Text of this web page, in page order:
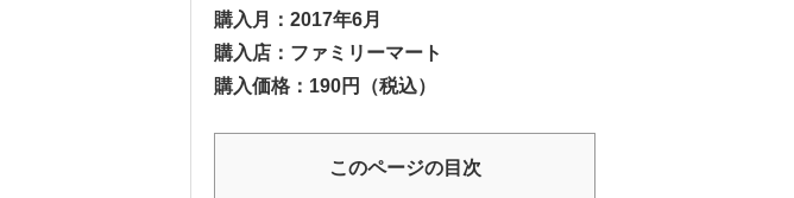
購入月：2017年6月
購入店：ファミリーマート
購入価格：190円（税込）
このページの目次